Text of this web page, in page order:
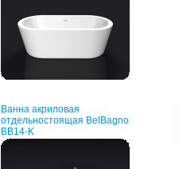
Ванна акриловая
отдельностоящая BelBagno
BB14-K